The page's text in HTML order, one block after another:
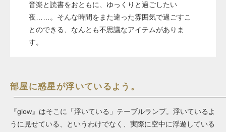
音楽と読書をおともに、ゆっくりと過ごしたい
夜……。そんな時間をまた違った雰囲気で過ごすこ
とのできる、なんとも不思議なアイテムがありま
す。
部屋に惑星が浮いているよう。
『glow』はそこに「浮いている」テーブルランプ。浮いているよ
うに見せている、というわけでなく、実際に空中に浮遊している